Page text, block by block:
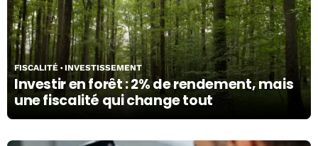
Investir en forêt : 2% de rendement, mais
une fiscalité qui change tout
FISCALITÉ INVESTISSEMENT
02/07/26